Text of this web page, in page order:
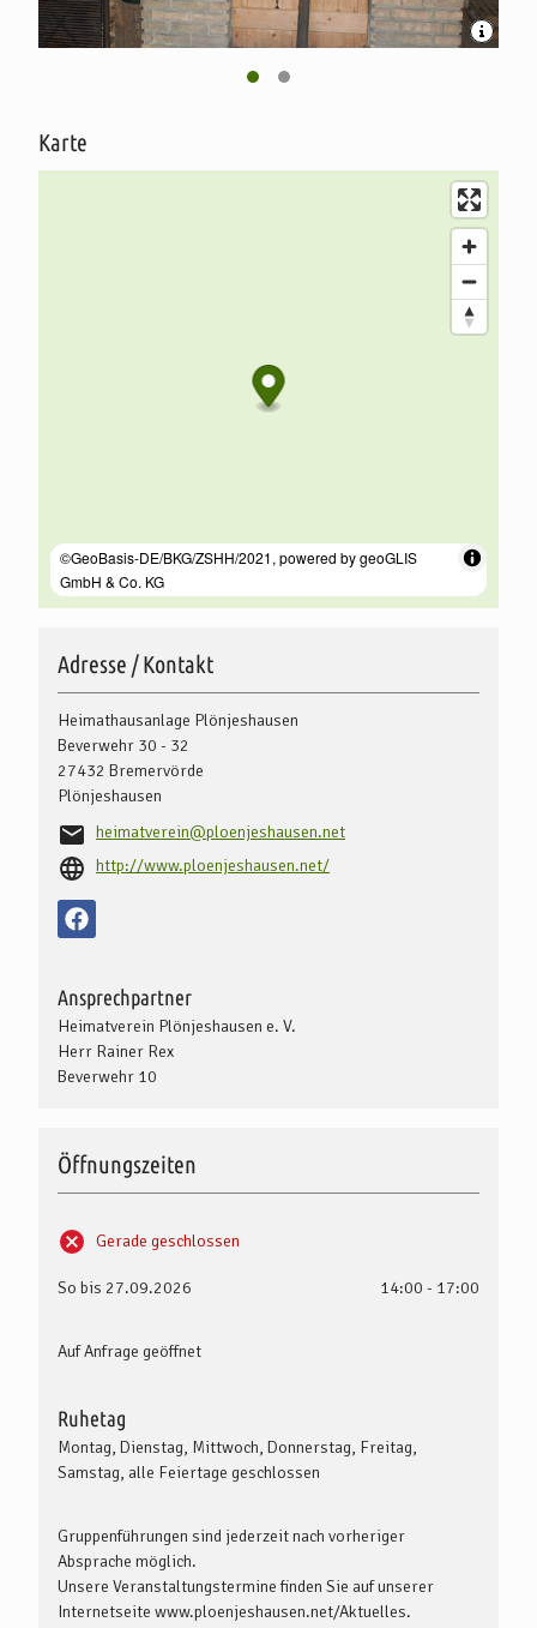
Karte
Adresse / Kontakt
Heimathausanlage Plönjeshausen
Beverwehr 30 - 32
27432 Bremervörde
Plönjeshausen
heimatverein@ploenjeshausen.net
http://www.ploenjeshausen.net/
Ansprechpartner
Heimatverein Plönjeshausen e. V.
Herr Rainer Rex
Beverwehr 10
Öffnungszeiten
Gerade geschlossen
So bis 27.09.2026 14:00 - 17:00
Auf Anfrage geöffnet
Ruhetag
Montag, Dienstag, Mittwoch, Donnerstag, Freitag,
Samstag, alle Feiertage geschlossen
Gruppenführungen sind jederzeit nach vorheriger
Absprache möglich.
Unsere Veranstaltungstermine finden Sie auf unserer
Internetseite www.ploenjeshausen.net/Aktuelles.